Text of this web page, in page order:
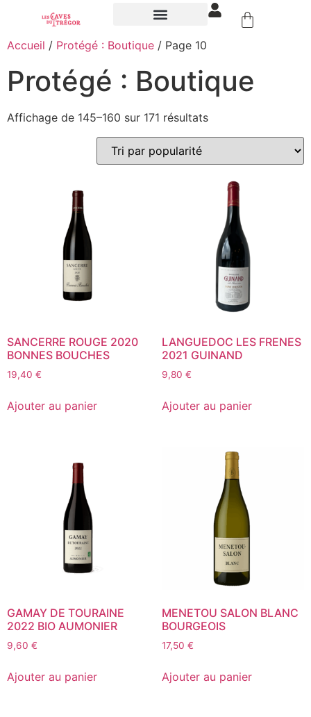
Accueil / Protégé : Boutique / Page 10
Protégé : Boutique
Affichage de 145–160 sur 171 résultats
SANCERRE ROUGE 2020
BONNES BOUCHES
19,40 €
Ajouter au panier
LANGUEDOC LES FRENES
2021 GUINAND
9,80 €
Ajouter au panier
GAMAY DE TOURAINE
2022 BIO AUMONIER
9,60 €
Ajouter au panier
MENETOU SALON BLANC
BOURGEOIS
17,50 €
Ajouter au panier